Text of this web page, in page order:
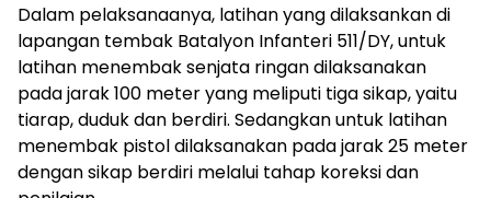
Dalam pelaksanaanya, latihan yang dilaksankan di
lapangan tembak Batalyon Infanteri 511/DY, untuk
latihan menembak senjata ringan dilaksanakan
pada jarak 100 meter yang meliputi tiga sikap, yaitu
tiarap, duduk dan berdiri. Sedangkan untuk latihan
menembak pistol dilaksanakan pada jarak 25 meter
dengan sikap berdiri melalui tahap koreksi dan